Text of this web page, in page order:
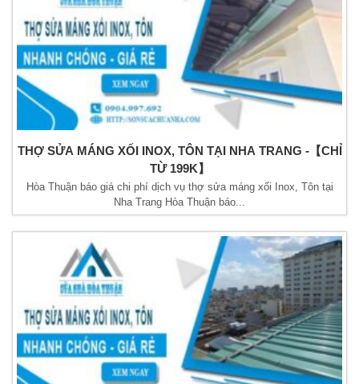
THỢ SỬA MÁNG XỐI INOX, TÔN TẠI NHA TRANG -【CHỈ
TỪ 199K】
Hòa Thuận báo giá chi phí dịch vụ thợ sửa máng xối Inox, Tôn tại
Nha Trang Hòa Thuận báo...